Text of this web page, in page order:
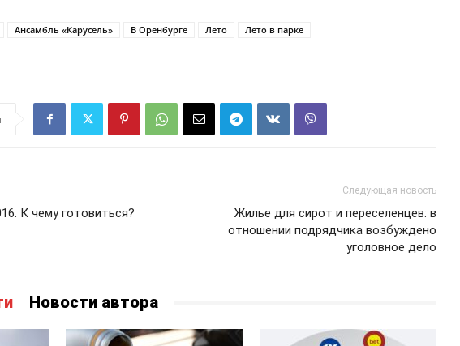
Ансамбль «Карусель» В Оренбурге Лето Лето в парке
К чему готовиться?
Следующая новость
Жилье для сирот и переселенцев: в
отношении подрядчика возбуждено
уголовное дело
Новости автора